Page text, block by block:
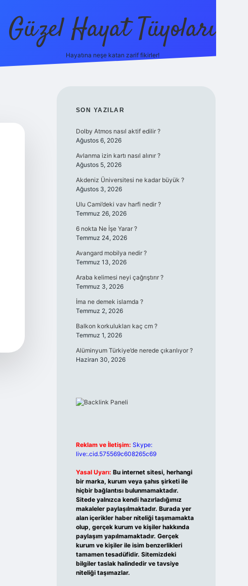
Güzel Hayat Tüyoları
Hayatına neşe katan zarif fikirler!
SIDEBAR
SON YAZILAR
Dolby Atmos nasıl aktif edilir ?
Ağustos 6, 2026
Avlanma izin kartı nasıl alınır ?
Ağustos 5, 2026
Akdeniz Üniversitesi ne kadar büyük ?
Ağustos 3, 2026
Ulu Cami’deki vav harfi nedir ?
Temmuz 26, 2026
6 nokta Ne İşe Yarar ?
Temmuz 24, 2026
Avangard mobilya nedir ?
Temmuz 13, 2026
Araba kelimesi neyi çağrıştırır ?
Temmuz 3, 2026
İma ne demek islamda ?
Temmuz 2, 2026
Balkon korkulukları kaç cm ?
Temmuz 1, 2026
Alüminyum Türkiye’de nerede çıkarılıyor ?
Haziran 30, 2026
Reklam ve İletişim: Skype:
live:.cid.575569c608265c69
Yasal Uyarı: Bu internet sitesi, herhangi
bir marka, kurum veya şahıs şirketi ile
hiçbir bağlantısı bulunmamaktadır.
Sitede yalnızca kendi hazırladığımız
makaleler paylaşılmaktadır. Burada yer
alan içerikler haber niteliği taşımamakta
olup, gerçek kurum ve kişiler hakkında
paylaşım yapılmamaktadır. Gerçek
kurum ve kişiler ile isim benzerlikleri
tamamen tesadüfidir. Sitemizdeki
bilgiler taslak halindedir ve tavsiye
niteliği taşımazlar.